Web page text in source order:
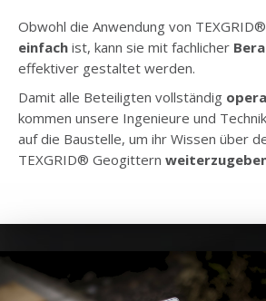
Obwohl die Anwendung von
einfach ist, kann sie mit fachlicher
effektiver gestaltet werden.
Damit alle Beteiligten vollständig
kommen unsere Ingenieure und
auf die Baustelle, um ihr Wissen über
TEXGRID® Geogittern